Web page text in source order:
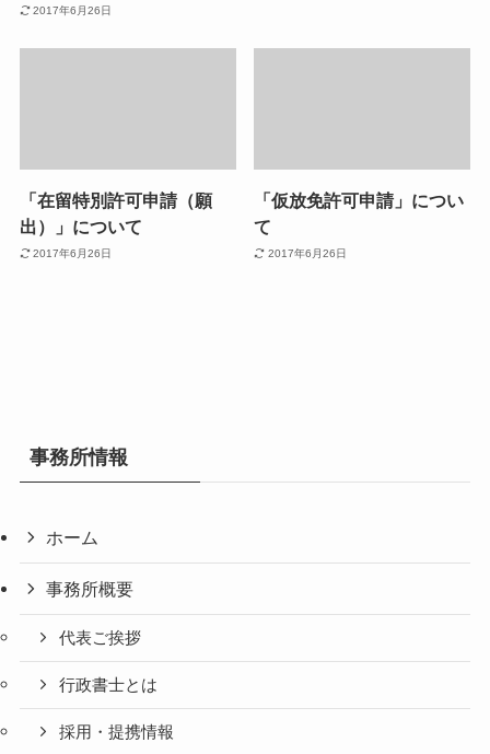
2017年6月26日
「在留特別許可申請（願
出）」について
2017年6月26日
「仮放免許可申請」につい
て
2017年6月26日
事務所情報
ホーム
事務所概要
代表ご挨拶
行政書士とは
採用・提携情報